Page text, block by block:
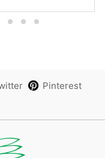
Pinterest